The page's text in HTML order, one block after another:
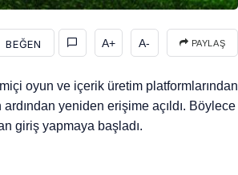
BEĞEN A+ A- PAYLAŞ
oyun ve içerik üretim platformlarından
yeniden erişime açıldı. Böylece
giriş yapmaya başladı.